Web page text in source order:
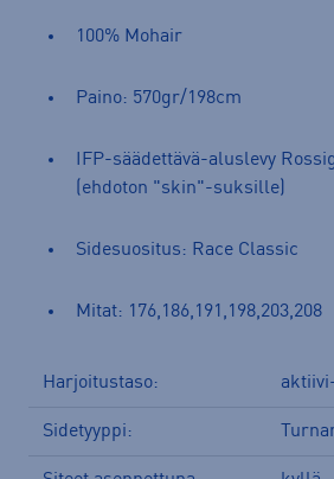
100% Mohair
Paino: 570gr/198cm
IFP-säädettävä-aluslevy
(ehdoton "skin"-suksille)
Sidesuositus: Race Classic
Mitat: 176,186,191,198,203,208
Harjoitustaso:
Sidetyyppi: